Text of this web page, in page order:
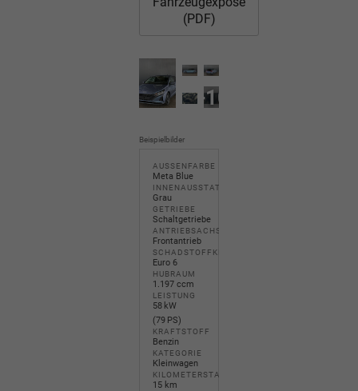
(PDF)
+10
Beispielbilder
AUSSENFARBE
Meta Blue
INNENAUSSTATTUNG
Grau
GETRIEBE
Schaltgetriebe
ANTRIEBSACHSE
Frontantrieb
SCHADSTOFFKLASSE
Euro 6
HUBRAUM
1.197 ccm
LEISTUNG
58 kW
(79 PS)
KRAFTSTOFF
Benzin
KATEGORIE
Kleinwagen
KILOMETERSTAND
15 km